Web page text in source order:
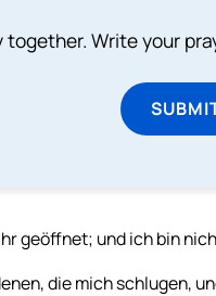
together. Write your
geöffnet; und ich bin
die mich schlugen,